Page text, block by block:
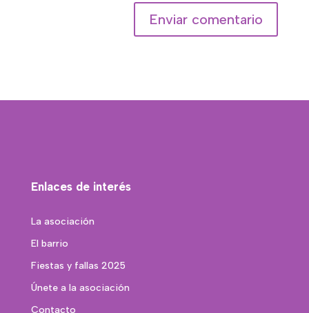
Enlaces de interés
La asociación
El barrio
Fiestas y fallas 2025
Únete a la asociación
Contacto